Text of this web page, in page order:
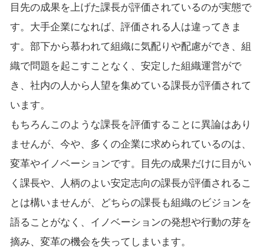
目先の成果を上げた課長が評価されているのが実態で
す。大手企業になれば、評価される人は違ってきま
す。部下から慕われて組織に気配りや配慮ができ、組
織で問題を起こすことなく、安定した組織運営がで
き、社内の人から人望を集めている課長が評価されて
います。
もちろんこのような課長を評価することに異論はあり
ませんが、今や、多くの企業に求められているのは、
変革やイノベーションです。目先の成果だけに目がい
く課長や、人柄のよい安定志向の課長が評価されるこ
とは構いませんが、どちらの課長も組織のビジョンを
語ることがなく、イノベーションの発想や行動の芽を
摘み、変革の機会を失ってしまいます。